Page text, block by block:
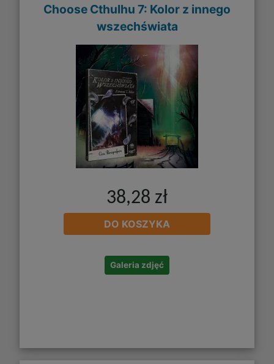
Choose Cthulhu 7: Kolor z innego
wszechświata
38,28 zł
DO KOSZYKA
Galeria zdjęć